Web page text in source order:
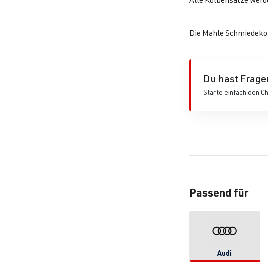
Die Mahle
Du hast
Starte einfach den
Passend für
Audi